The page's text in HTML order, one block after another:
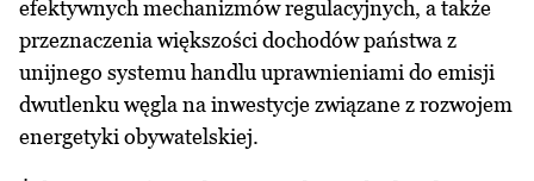
efektywnych mechanizmów regulacyjnych, a także
przeznaczenia większości dochodów państwa z
unijnego systemu handlu uprawnieniami do emisji
dwutlenku węgla na inwestycje związane z rozwojem
energetyki obywatelskiej.